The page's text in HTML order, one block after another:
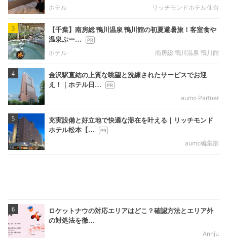
ホテル
リッチモンドホテル仙台
3
【千葉】南房総 鴨川温泉 鴨川館の初夏避暑旅！客室食や
温泉ぷー…
ホテル
南房総 鴨川温泉 鴨川館
4
金沢駅直結の上質な眺望と洗練されたサービスでお迎
え！｜ホテル日…
aumo Partner
5
充実設備と好立地で快適な滞在を叶える｜リッチモンド
ホテル松本【…
aumo編集部
6
ロケットナウの対応エリアはどこ？確認方法とエリア外
の対処法を徹…
Annju